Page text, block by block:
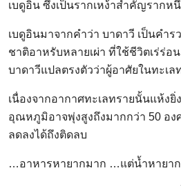
เบดูอิน ซึ่งเป็นรากเหง้าสำคัญรากห
เบดูอินมาจากคำว่า บาดาวี เป็นคำร
ชาติอาหรับหลายเผ่า ที่ใช้ชีวิตเร่ร่อ
บาดาวีแปลตรงตัวว่าผู้อาศัยในทะเล
เนื่องจากอากาศทะเลทรายนั้นแห้ง
อุณหภูมิอาจพุ่งสูงถึงมากกว่า 50 อง
ลดลงได้ถึงติดลบ
…อาหารหายากมาก …แต่น้ำหายา